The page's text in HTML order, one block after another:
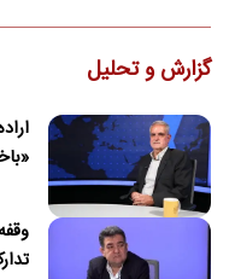
گزارش و تحلیل